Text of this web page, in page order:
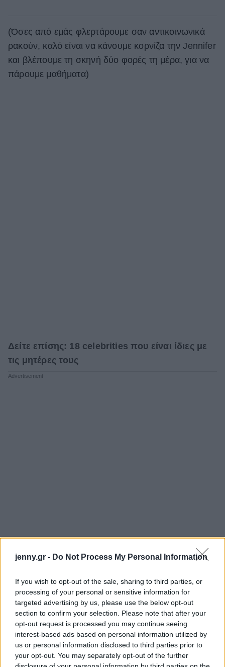
jenny.gr - Do Not Process My Personal Information
If you wish to opt-out of the sale, sharing to third parties, or
processing of your personal or sensitive information for
targeted advertising by us, please use the below opt-out
section to confirm your selection. Please note that after your
opt-out request is processed you may continue seeing
interest-based ads based on personal information utilized by
us or personal information disclosed to third parties prior to
your opt-out. You may separately opt-out of the further
(Όσες από εμάς φλερτάρουμε σαν αντικοινωνικά
ρακούν, καλό είναι να κάνουμε κορνίζα την Jennifer
και βλέπουμε τη σκηνή δύο φορές τη μέρα, για να
πάρουμε μαθήματα)
Δείτε επίσης: 18 celebrities που είναι ίδιες με
τις μητέρες τους